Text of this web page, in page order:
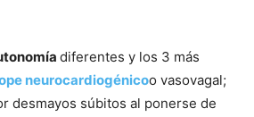
diferentes y los 3 más
neurocardiogénicoo vasovagal;
desmayos súbitos al ponerse de